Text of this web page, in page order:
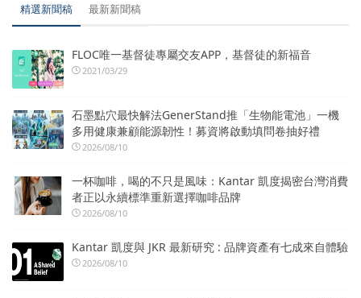
精選新聞稿 最新新聞稿
FLOC唯一基督徒專屬交友APP，基督徒的新福音
2021/03/29
石墨點穴最快解法GenerStand推「生物能電池」一機
多用健康兼顧能源韌性！募資將啟動填問卷抽好禮
2026/08/10
一杯咖啡，喝的不只是風味：Kantar 凱度揭密台灣消費
者正以永續標準重新選擇咖啡品牌
2026/08/10
Kantar 凱度與 JKR 最新研究 : 品牌資產有七成來自體驗
2026/08/10